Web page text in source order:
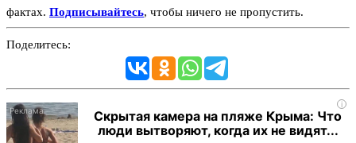
фактах. Подписывайтесь, чтобы ничего не пропустить.
Поделитесь:
i
Скрытая камера на пляже Крыма: Что
люди вытворяют, когда их не видят...